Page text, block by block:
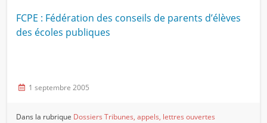
FCPE : Fédération des conseils de parents d’élèves
des écoles publiques
1 septembre 2005
Dans la rubrique Dossiers Tribunes, appels, lettres ouvertes